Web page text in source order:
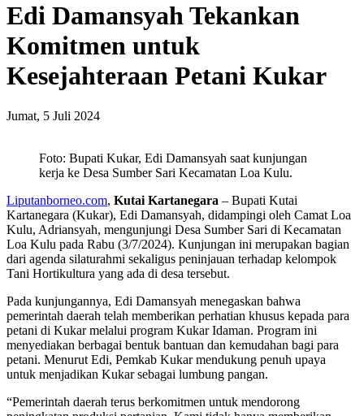
Edi Damansyah Tekankan
Komitmen untuk
Kesejahteraan Petani Kukar
Jumat, 5 Juli 2024
Foto: Bupati Kukar, Edi Damansyah saat kunjungan
kerja ke Desa Sumber Sari Kecamatan Loa Kulu.
Liputanborneo.com, Kutai Kartanegara – Bupati Kutai
Kartanegara (Kukar), Edi Damansyah, didampingi oleh Camat Loa
Kulu, Adriansyah, mengunjungi Desa Sumber Sari di Kecamatan
Loa Kulu pada Rabu (3/7/2024). Kunjungan ini merupakan bagian
dari agenda silaturahmi sekaligus peninjauan terhadap kelompok
Tani Hortikultura yang ada di desa tersebut.
Pada kunjungannya, Edi Damansyah menegaskan bahwa
pemerintah daerah telah memberikan perhatian khusus kepada para
petani di Kukar melalui program Kukar Idaman. Program ini
menyediakan berbagai bentuk bantuan dan kemudahan bagi para
petani. Menurut Edi, Pemkab Kukar mendukung penuh upaya
untuk menjadikan Kukar sebagai lumbung pangan.
“Pemerintah daerah terus berkomitmen untuk mendorong